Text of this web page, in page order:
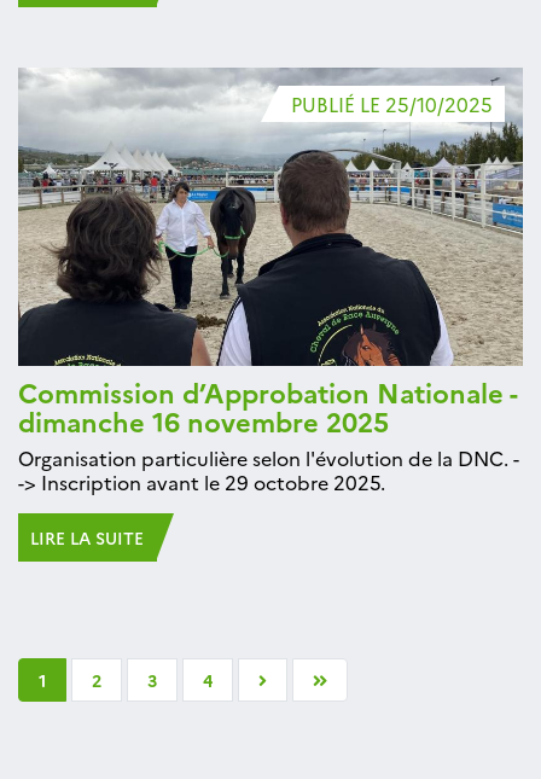
PUBLIÉ LE 25/10/2025
Commission d’Approbation Nationale -
dimanche 16 novembre 2025
Organisation particulière selon l'évolution de la DNC. -
-> Inscription avant le 29 octobre 2025.
LIRE LA SUITE
1 2 3 4